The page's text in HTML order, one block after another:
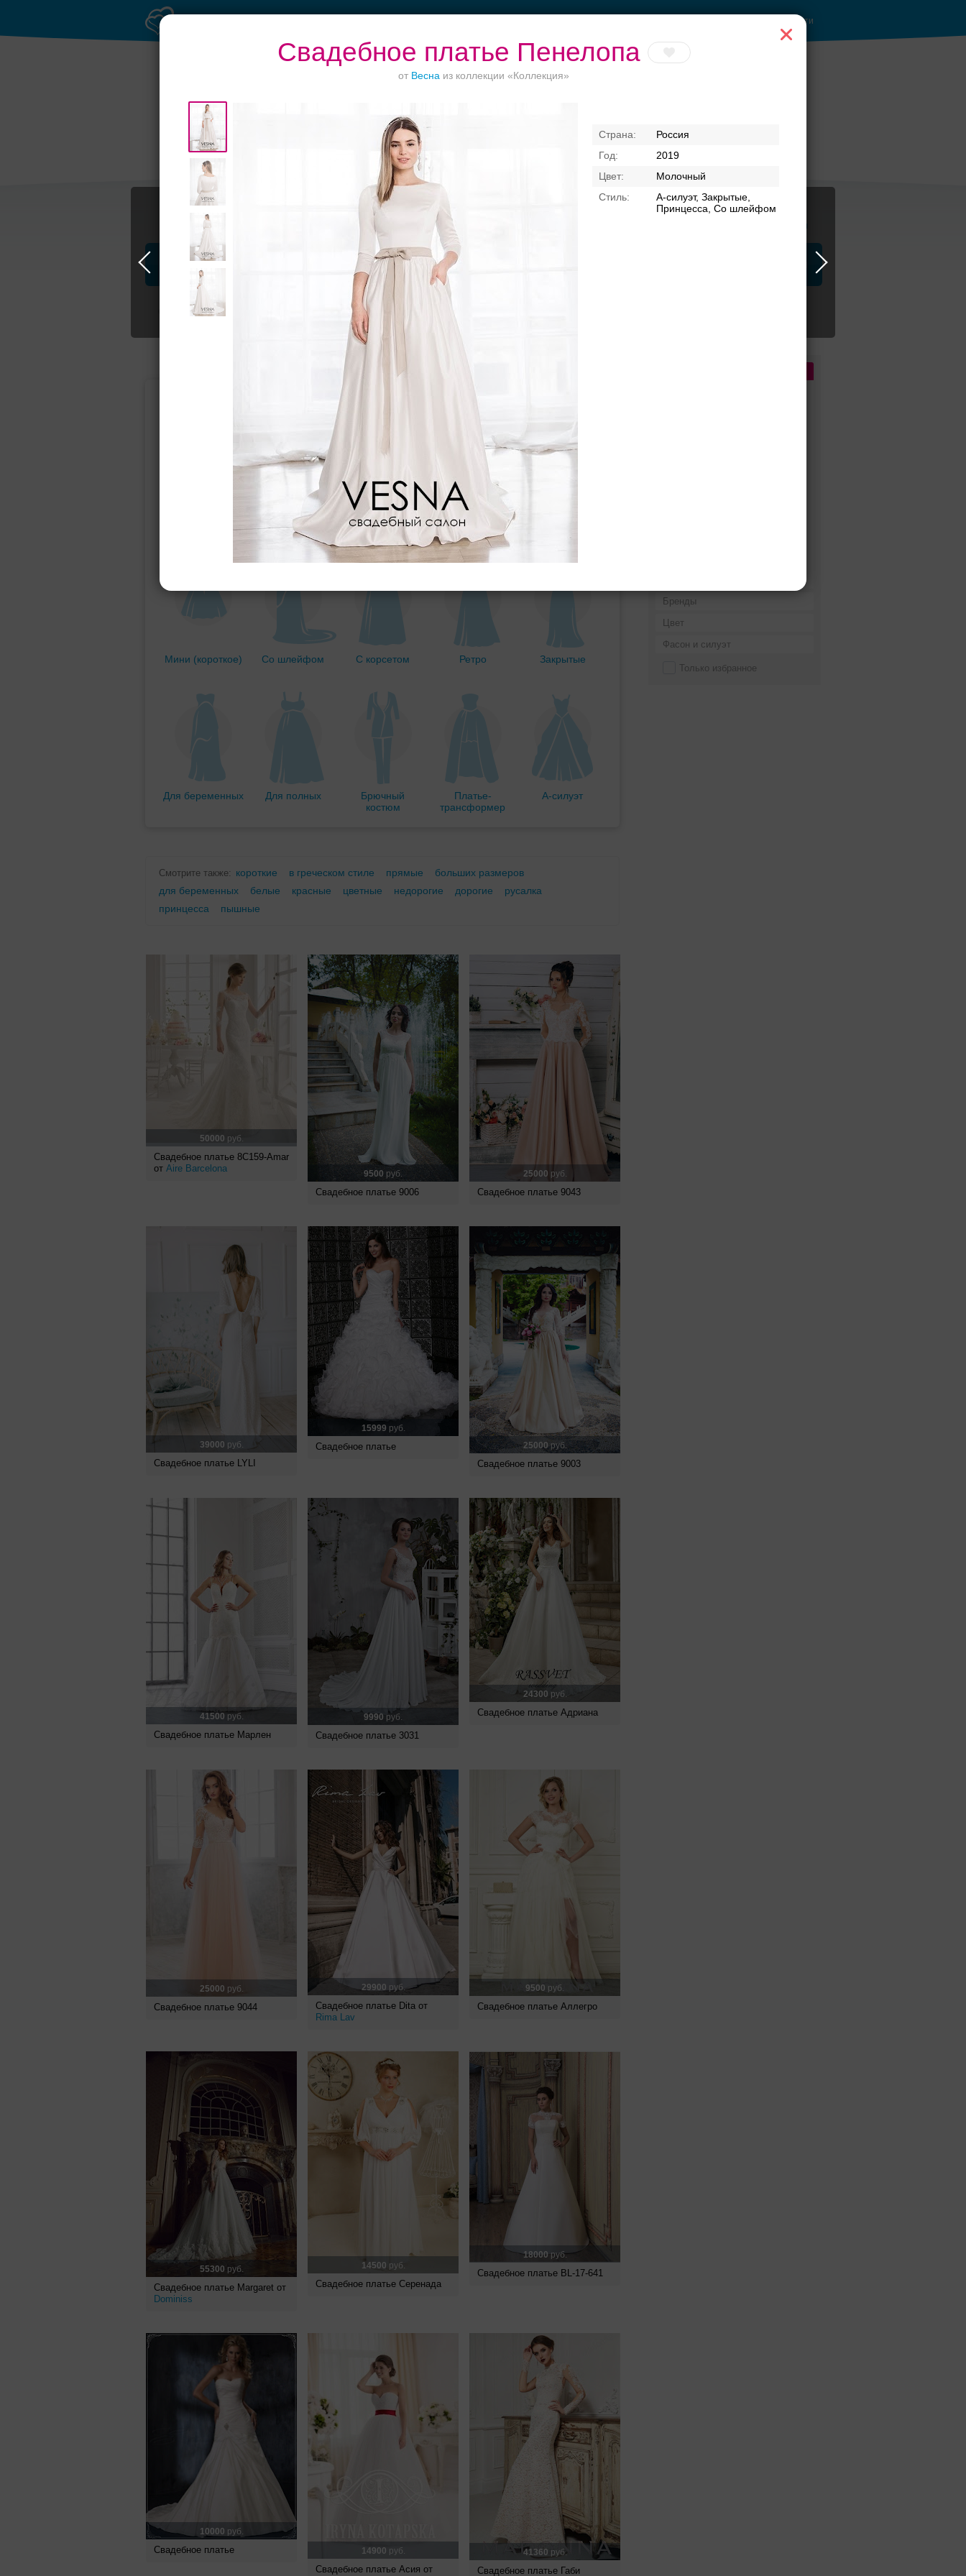
Свадебное платье Пенелопа
от Весна из коллекции «Коллекция»
Россия
2019
Молочный
А-силуэт, Закрытые,
Принцесса, Со шлейфом
Войти
Торжества за
городом
Журнал
Профессионалы и услуги Свадебные платья Банкет
Бренды
Цвет
Фасон и силуэт
Только избранное
Свадьба в Москве
Подбор свадебного платья
Прямое Русалка Принцесса
Мини (короткое) Со шлейфом С корсетом Ретро Закрытые
Для беременных Для полных
Брючный
костюм
Платье-
трансформер
А-силуэт
Смотрите также: короткие в греческом стиле прямые
больших размеров
для беременных
белые красные цветные недорогие дорогие
русалка
принцесса
пышные
50000 руб.
Свадебное платье 8C159-Amar
от Aire Barcelona 9500 руб.
Свадебное платье 9006
25000 руб.
Свадебное платье 9043
39000 руб.
Свадебное платье LYLI
15999 руб.
Свадебное платье 25000руб.
Свадебное платье 9003
41500 руб.
Свадебное платье Марлен
9990 руб.
Свадебное платье 3031
24300 руб.
Свадебное платье Адриана
25000 руб.
Свадебное платье 9044
29900 руб.
Свадебное платье Dita от
Rima Lav
9500 руб.
Свадебное платье Аллегро
55300 руб.
Свадебное платье Margaret от
Dominiss
14500 руб.
Свадебное платье Серенада
18000 руб.
Свадебное платье BL-17-641
10000 руб.
Свадебное платье 14900 руб.
Свадебное платье Асия от
41360 руб.
Свадебное платье Габи